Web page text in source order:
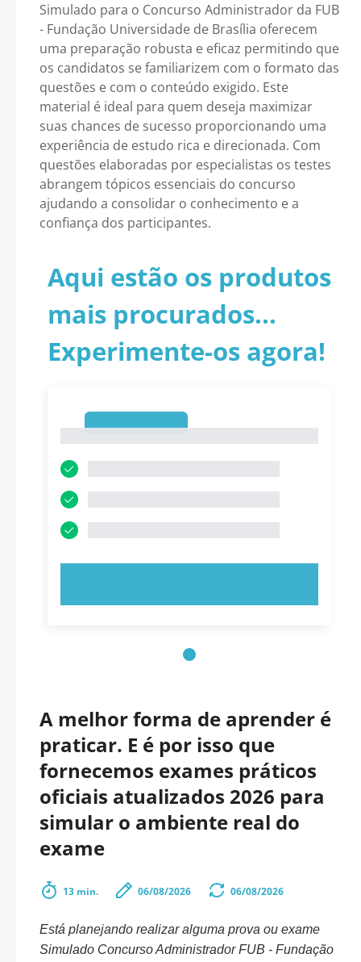
Simulado para o Concurso Administrador da FUB
- Fundação Universidade de Brasília oferecem
uma preparação robusta e eficaz permitindo que
os candidatos se familiarizem com o formato das
questões e com o conteúdo exigido. Este
material é ideal para quem deseja maximizar
suas chances de sucesso proporcionando uma
experiência de estudo rica e direcionada. Com
questões elaboradas por especialistas os testes
abrangem tópicos essenciais do concurso
ajudando a consolidar o conhecimento e a
confiança dos participantes.
Aqui estão os produtos
mais procurados...
Experimente-os agora!
A melhor forma de aprender é
praticar. E é por isso que
fornecemos exames práticos
oficiais atualizados 2026 para
simular o ambiente real do
exame
13 min. 06/08/2026 06/08/2026
Está planejando realizar alguma prova ou exame
Simulado Concurso Administrador FUB - Fundação